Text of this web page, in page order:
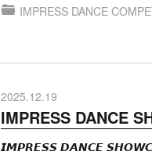
IMPRESS DANCE
2025.12.19
IMPRESS DANCE
𝙄𝙈𝙋𝙍𝙀𝙎𝙎 𝘿𝘼𝙉𝘾𝙀